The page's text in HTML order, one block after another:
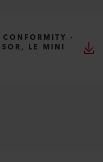
-
LE MINI